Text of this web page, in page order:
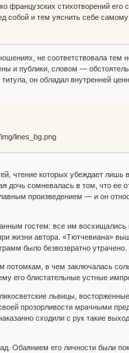
французских стихотворений
собой и тем уяснить себе
не соответствовала
и публики, словом —
он обладал внутренней
чтение которых убеждает
дочь сомневалась в том, что ее
произведением — и он
гостем: все им
жизни автора. «Тютчевиана»
было безвозвратно утрачено.
в чем заключалась
его блистательные устные
львицы,
прозорливости мрачными
сходили с рук такие
Обаянием его личности были